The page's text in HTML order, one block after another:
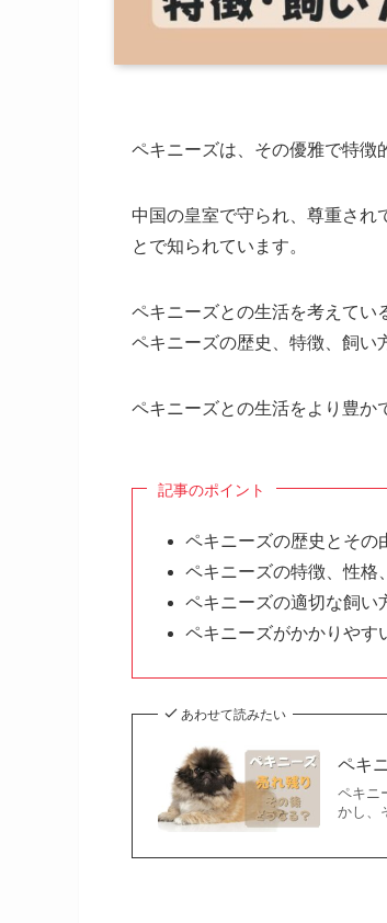
ペキニーズは、その優雅で特徴
中国の皇室で守られ、尊重され
とで知られています。
ペキニーズとの生活を考えてい
ペキニーズの歴史、特徴、飼い
ペキニーズとの生活をより豊か
記事のポイント
ペキニーズの歴史とその
ペキニーズの特徴、性格
ペキニーズの適切な飼い
ペキニーズがかかりやす
あわせて読みたい
ペキ
ペキニ
かし、